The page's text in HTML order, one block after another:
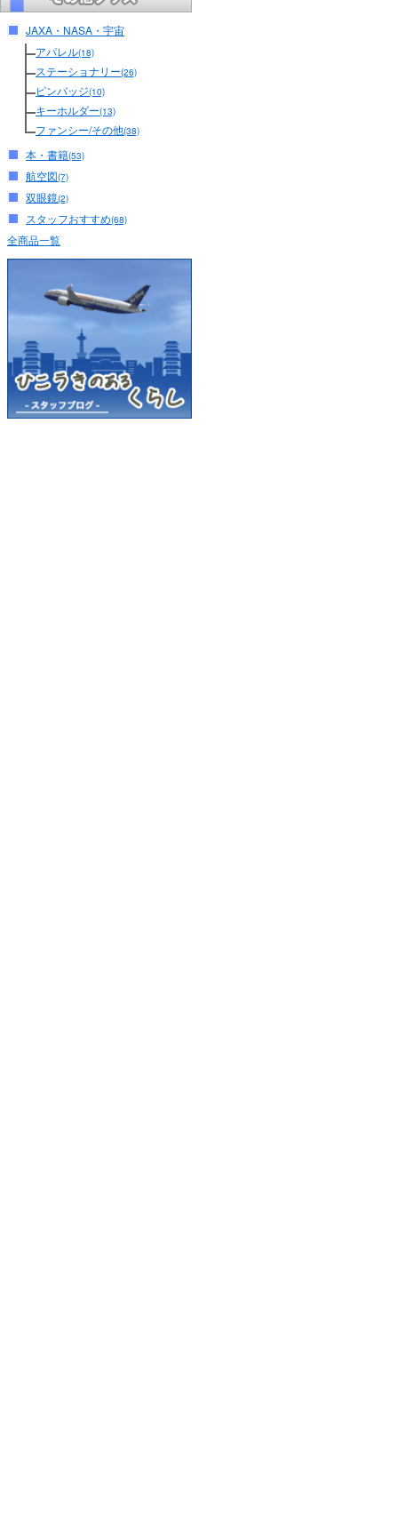
JAXA・NASA・宇宙
アパレル(18)
ステーショナリー(26)
ピンバッジ(10)
キーホルダー(13)
ファンシー/その他(38)
本・書籍(53)
航空図(7)
双眼鏡(2)
スタッフおすすめ(68)
全商品一覧